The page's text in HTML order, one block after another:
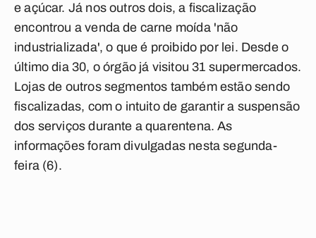
e açúcar. Já nos outros dois, a fiscalização
encontrou a venda de carne moída 'não
industrializada', o que é proibido por lei. Desde o
último dia 30, o órgão já visitou 31 supermercados.
Lojas de outros segmentos também estão sendo
fiscalizadas, com o intuito de garantir a suspensão
dos serviços durante a quarentena. As
informações foram divulgadas nesta segunda-
feira (6).